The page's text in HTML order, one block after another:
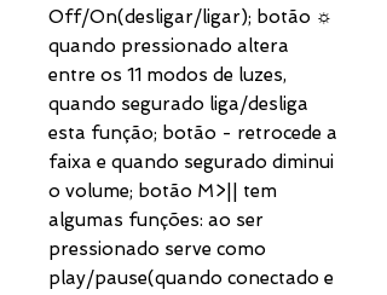
Off/On(desligar/ligar); botão ☼
quando pressionado altera
entre os 11 modos de luzes,
quando segurado liga/desliga
esta função; botão - retrocede a
faixa e quando segurado diminui
o volume; botão M>|| tem
algumas funções: ao ser
pressionado serve como
play/pause(quando conectado e